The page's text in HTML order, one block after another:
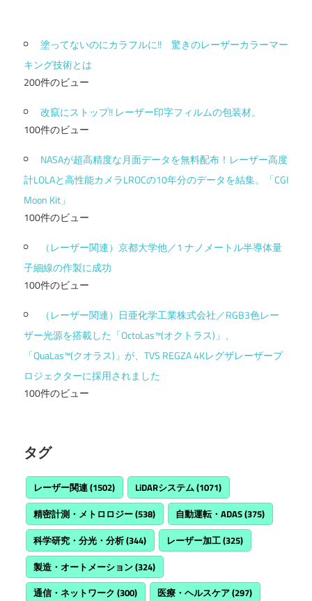
塗ってないのにカラフルに!! 驚きのレーザーカラーマー
キング技術とは
200件のビュー
改竄にストップ!! レーザー印字フィルムの包装材。
100件のビュー
NASAが超高精度な月面データを無料配布！レーザー高度
計LOLAと高性能カメラLROCの10年分のデータを結集。「CGI
Moon Kit」
100件のビュー
（レーザー関連）京都大学他／1 ナノメートル半導体量
子細線の作製に成功
100件のビュー
（レーザー関連）日亜化学工業株式会社／RGB3色レー
ザー光源を搭載した「OctoLas™(オクトラス)」、
「QuaLas™(クオラス)」が、TVS REGZA 4Kレグザレーザープ
ロジェクターに採用されました
100件のビュー
タグ
レーザー関連(1502) LiDARシステム(1071)
精密計測・メトロロジー(538) 自動運転・ADAS(375)
科学研究・分光・分析(344) レーザー加工(325)
製造・オートメーション(324)
通信・ネットワーク (300) 医療・ヘルスケア(297)